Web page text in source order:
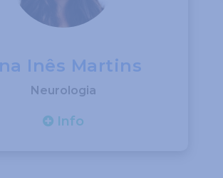
Inês Martins
Neurologia
Info